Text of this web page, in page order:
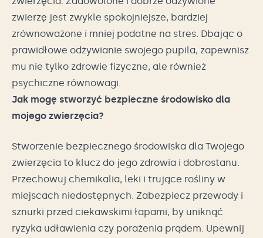
zwierzę jest zwykle spokojniejsze, bardziej
zrównoważone i mniej podatne na stres. Dbając o
prawidłowe odżywianie swojego pupila, zapewnisz
mu nie tylko zdrowie fizyczne, ale również
psychiczne równowagi.
Jak mogę stworzyć bezpieczne środowisko dla
mojego zwierzęcia?
Stworzenie bezpiecznego środowiska dla Twojego
zwierzęcia to klucz do jego zdrowia i dobrostanu.
Przechowuj chemikalia, leki i trujące rośliny w
miejscach niedostępnych. Zabezpiecz przewody i
sznurki przed ciekawskimi łapami, by uniknąć
ryzyka udławienia czy porażenia prądem. Upewnij